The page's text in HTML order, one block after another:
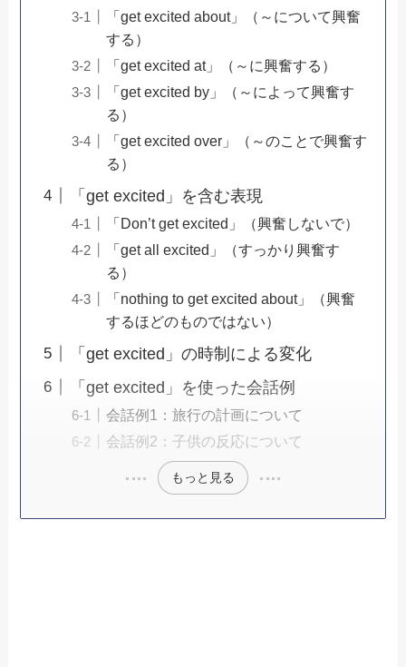
「get excited about」（～について興奮
する）
「get excited at」（～に興奮する）
「get excited by」（～によって興奮す
る）
「get excited over」（～のことで興奮す
る）
「get excited」を含む表現
「Don’t get excited」（興奮しないで）
「get all excited」（すっかり興奮す
る）
「nothing to get excited about」（興奮
するほどのものではない）
「get excited」の時制による変化
「get excited」を使った会話例
会話例1：旅行の計画について
会話例2：子供の反応について
もっと見る